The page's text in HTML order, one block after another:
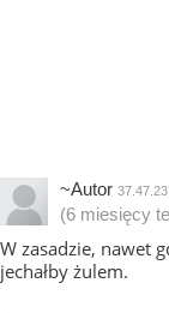
~Autor
(6 miesięcy
W zasadzie, nawet
jechałby żulem.